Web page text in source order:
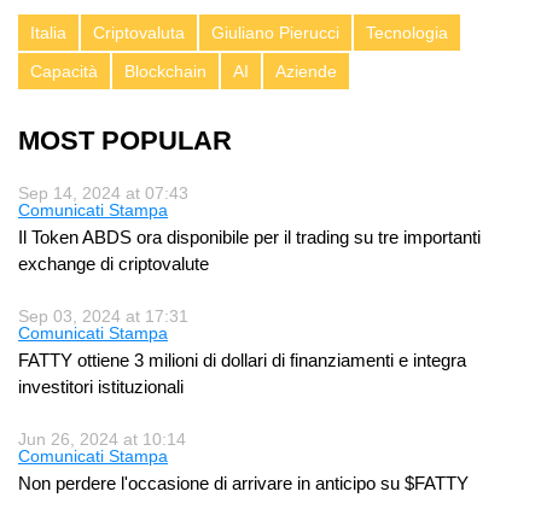
Italia Criptovaluta Giuliano Pierucci
Tecnologia
Capacità
Blockchain AI Aziende
MOST POPULAR
Sep 14, 2024 at 07:43
Comunicati Stampa
Il Token ABDS ora disponibile per il trading su tre importanti
exchange di criptovalute
Sep 03, 2024 at 17:31
Comunicati Stampa
FATTY ottiene 3 milioni di dollari di finanziamenti e integra
investitori istituzionali
Jun 26, 2024 at 10:14
Comunicati Stampa
Non perdere l'occasione di arrivare in anticipo su $FATTY